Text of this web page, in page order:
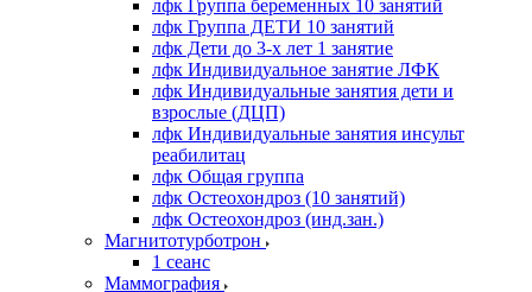
лфк Группа беременных 10 занятий
лфк Группа ДЕТИ 10 занятий
лфк Дети до 3-х лет 1 занятие
лфк Индивидуальное занятие ЛФК
лфк Индивидуальные занятия дети и
взрослые (ДЦП)
лфк Индивидуальные занятия инсульт
реабилитац
лфк Общая группа
лфк Остеохондроз (10 занятий)
лфк Остеохондроз (инд.зан.)
Магнитотурботрон
1 сеанс
Маммография